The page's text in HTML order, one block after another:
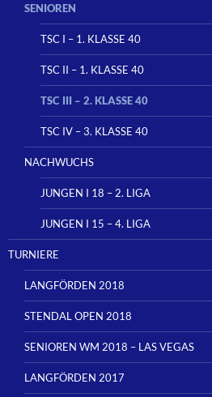
SENIOREN
TSC I – 1. KLASSE 40
TSC II – 1. KLASSE 40
TSC III – 2. KLASSE 40
TSC IV – 3. KLASSE 40
NACHWUCHS
JUNGEN I 18 – 2. LIGA
JUNGEN I 15 – 4. LIGA
TURNIERE
LANGFÖRDEN 2018
STENDAL OPEN 2018
SENIOREN WM 2018 – LAS VEGAS
LANGFÖRDEN 2017